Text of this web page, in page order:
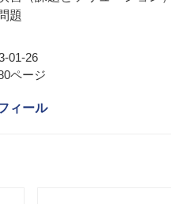
題
01-26
ページ
ィール